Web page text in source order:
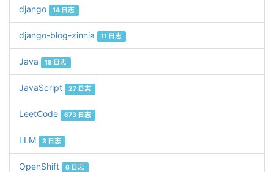
django 14 日志
django-blog-zinnia 11 日志
Java 18 日志
JavaScript 27 日志
LeetCode 673 日志
LLM 3 日志
OpenShift 6 日志